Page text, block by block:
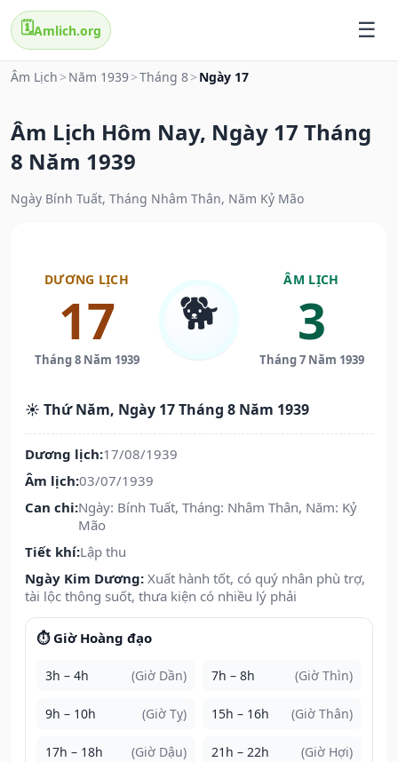
🗓️Amlich.org
Âm Lịch > Năm 1939>Tháng 8> Ngày 17
Âm Lịch Hôm Nay, Ngày 17 Tháng
8 Năm 1939
Ngày Bính Tuất, Tháng Nhâm Thân, Năm Kỷ Mão
DƯƠNG LỊCH
17
Tháng 8 Năm 1939
🐕
ÂM LỊCH
3
Tháng 7 Năm 1939
☀️ Thứ Năm, Ngày 17 Tháng 8 Năm 1939
Dương lịch:17/08/1939
Âm lịch:03/07/1939
Can chi:Ngày: Bính Tuất, Tháng: Nhâm Thân, Năm: Kỷ
Mão
Tiết khí:Lập thu
Ngày Kim Dương: Xuất hành tốt, có quý nhân phù trợ,
tài lộc thông suốt, thưa kiện có nhiều lý phải
⏱️ Giờ Hoàng đạo
3h – 4h (Giờ Dần) 7h – 8h (Giờ Thìn)
9h – 10h (Giờ Tỵ) 15h – 16h (Giờ Thân)
17h – 18h (Giờ Dậu) 21h – 22h (Giờ Hợi)